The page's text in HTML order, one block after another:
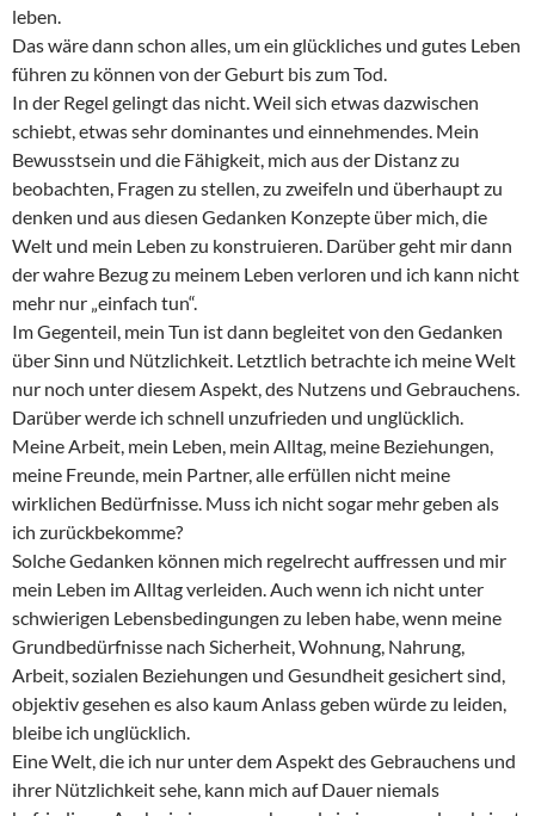
leben.
Das wäre dann schon alles, um ein glückliches und gutes Leben
führen zu können von der Geburt bis zum Tod.
In der Regel gelingt das nicht. Weil sich etwas dazwischen
schiebt, etwas sehr dominantes und einnehmendes. Mein
Bewusstsein und die Fähigkeit, mich aus der Distanz zu
beobachten, Fragen zu stellen, zu zweifeln und überhaupt zu
denken und aus diesen Gedanken Konzepte über mich, die
Welt und mein Leben zu konstruieren. Darüber geht mir dann
der wahre Bezug zu meinem Leben verloren und ich kann nicht
mehr nur „einfach tun“.
Im Gegenteil, mein Tun ist dann begleitet von den Gedanken
über Sinn und Nützlichkeit. Letztlich betrachte ich meine Welt
nur noch unter diesem Aspekt, des Nutzens und Gebrauchens.
Darüber werde ich schnell unzufrieden und unglücklich.
Meine Arbeit, mein Leben, mein Alltag, meine Beziehungen,
meine Freunde, mein Partner, alle erfüllen nicht meine
wirklichen Bedürfnisse. Muss ich nicht sogar mehr geben als
ich zurückbekomme?
Solche Gedanken können mich regelrecht auffressen und mir
mein Leben im Alltag verleiden. Auch wenn ich nicht unter
schwierigen Lebensbedingungen zu leben habe, wenn meine
Grundbedürfnisse nach Sicherheit, Wohnung, Nahrung,
Arbeit, sozialen Beziehungen und Gesundheit gesichert sind,
objektiv gesehen es also kaum Anlass geben würde zu leiden,
bleibe ich unglücklich.
Eine Welt, die ich nur unter dem Aspekt des Gebrauchens und
ihrer Nützlichkeit sehe, kann mich auf Dauer niemals